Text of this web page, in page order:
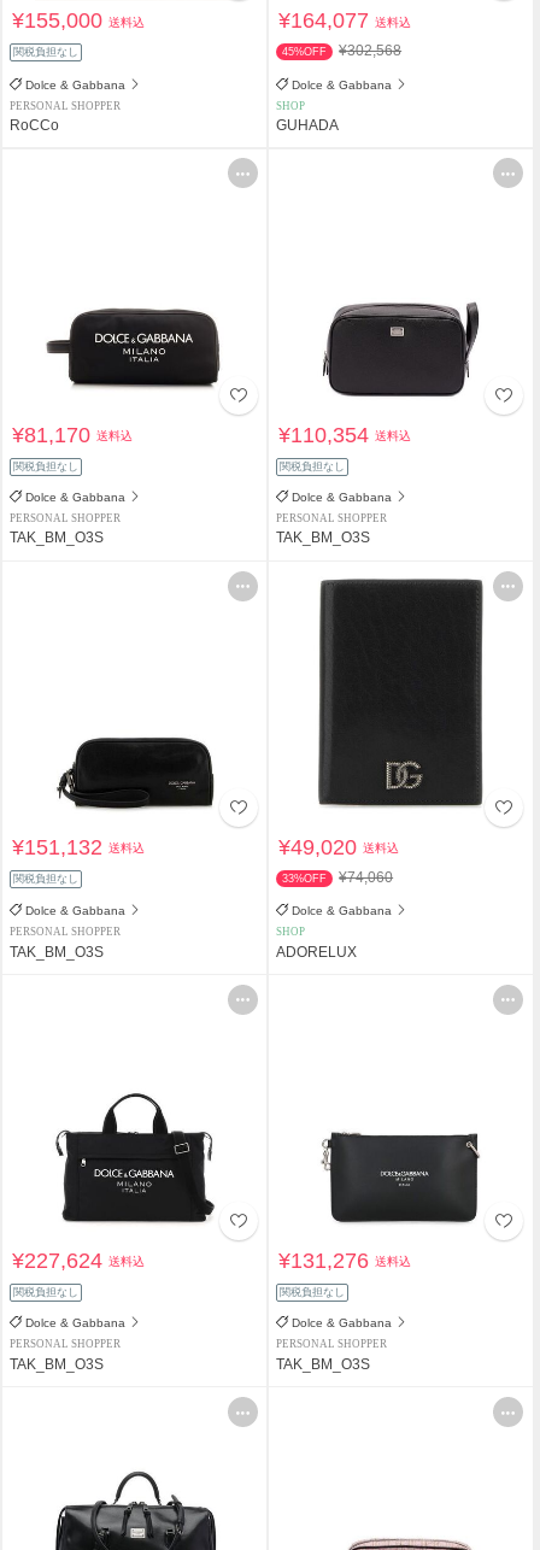
¥155,000送料込
関税負担なし
Dolce & Gabbana
PERSONAL SHOPPER
RoCCo
¥164,077送料込
45%OFF ¥302,568
Dolce & Gabbana
SHOP
GUHADA
¥81,170送料込
関税負担なし
Dolce & Gabbana
PERSONAL SHOPPER
TAK_BM_O3S
¥110,354送料込
関税負担なし
Dolce & Gabbana
PERSONAL SHOPPER
TAK_BM_O3S
¥151,132送料込
関税負担なし
Dolce & Gabbana
PERSONAL SHOPPER
TAK_BM_O3S
¥49,020送料込
33%OFF ¥74,060
Dolce & Gabbana
SHOP
ADORELUX
¥227,624送料込
関税負担なし
Dolce & Gabbana
PERSONAL SHOPPER
TAK_BM_O3S
¥131,276送料込
関税負担なし
Dolce & Gabbana
PERSONAL SHOPPER
TAK_BM_O3S